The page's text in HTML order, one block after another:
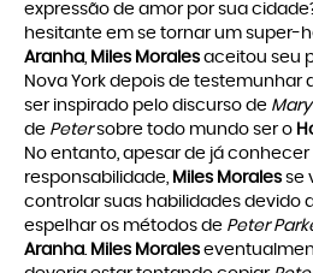
expressão de amor por sua
hesitante em se tornar um super-
Aranha, Miles Morales aceitou seu
Nova York depois de testemunhar
ser inspirado pelo discurso de
de Petersobre todo mundo ser o
No entanto, apesar de já
responsabilidade, Miles Morales se
controlar suas habilidades devido
espelhar os métodos de Peter
Aranha. Miles Morales